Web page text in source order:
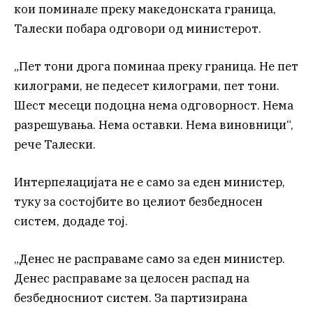
кои поминале преку македонската граница,
Талески побара одговори од министерот.
„Пет тони дрога поминаа преку граница. Не пет
килограми, не педесет килограми, пет тони.
Шест месеци подоцна нема одговорност. Нема
разрешувања. Нема оставки. Нема виновници“,
рече Талески.
Интерпелацијата не е само за еден министер,
туку за состојбите во целиот безбедносен
систем, додаде тој.
„Денес не расправаме само за еден министер.
Денес расправаме за целосен распад на
безбедносниот систем. За партизирана